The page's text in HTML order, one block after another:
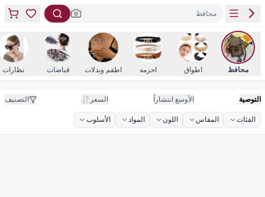
محافظ
محافظ اطواق احزمه اطقم وبدلات قباضات نظارات
التوصية الأوسع انتشاراً السعر
التصنيف
الفئات
المقاس اللون المواد الأسلوب